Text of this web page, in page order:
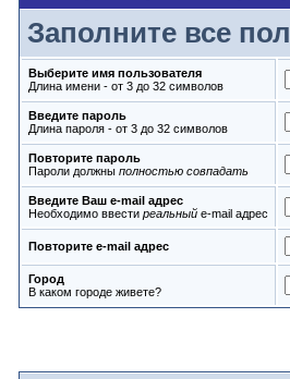
Заполните все
Выберите имя пользователя
Длина имени - от 3 до 32 символов
Введите пароль
Длина пароля - от 3 до 32 символов
Повторите пароль
Пароли должны полностью совпадать
Введите Ваш e-mail адрес
Необходимо ввести реальный e-mail адрес
Повторите e-mail адрес
Город
В каком городе живете?